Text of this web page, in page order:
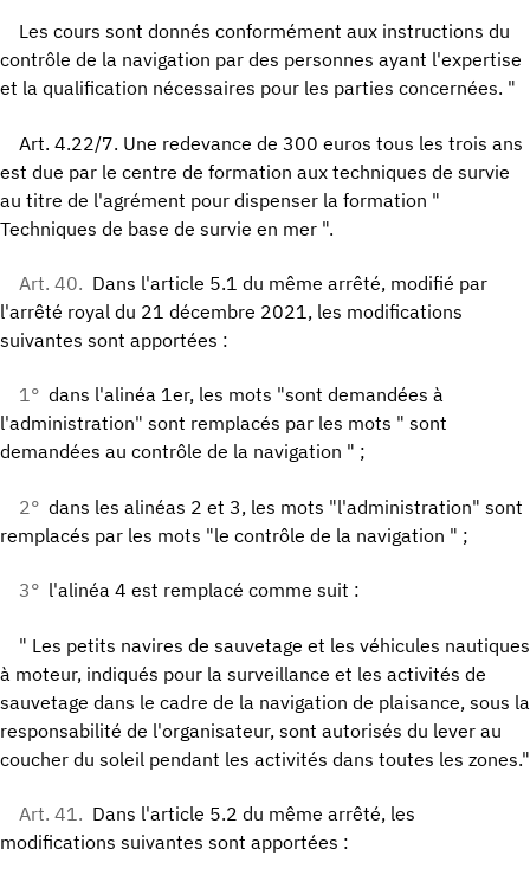
Les cours sont donnés conformément aux instructions du
contrôle de la navigation par des personnes ayant l'expertise
et la qualification nécessaires pour les parties concernées. "
Art. 4.22/7. Une redevance de 300 euros tous les trois ans
est due par le centre de formation aux techniques de survie
au titre de l'agrément pour dispenser la formation "
Techniques de base de survie en mer ".
Art. 40. Dans l'article 5.1 du même arrêté, modifié par
l'arrêté royal du 21 décembre 2021, les modifications
suivantes sont apportées :
1° dans l'alinéa 1er, les mots "sont demandées à
l'administration" sont remplacés par les mots " sont
demandées au contrôle de la navigation " ;
2° dans les alinéas 2 et 3, les mots "l'administration" sont
remplacés par les mots "le contrôle de la navigation " ;
3° l'alinéa 4 est remplacé comme suit :
" Les petits navires de sauvetage et les véhicules nautiques
à moteur, indiqués pour la surveillance et les activités de
sauvetage dans le cadre de la navigation de plaisance, sous la
responsabilité de l'organisateur, sont autorisés du lever au
coucher du soleil pendant les activités dans toutes les zones."
Art. 41. Dans l'article 5.2 du même arrêté, les
modifications suivantes sont apportées :